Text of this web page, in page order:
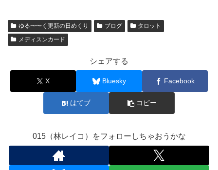
ゆる〜〜く更新の日めくり ブログ
タロット
メディスンカード
シェアする
X Bluesky Facebook
はてブ コピー
015（林レイコ）をフォローしちゃおうかな